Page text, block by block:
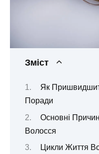
Зміст
Як
Поради
Основні
Волосся
Цикли Життя